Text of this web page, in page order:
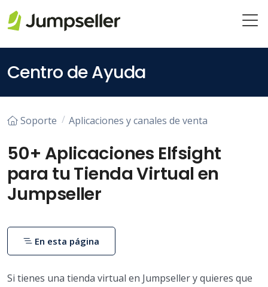
Centro de Ayuda
Soporte Aplicaciones y canales de venta
50+ Aplicaciones Elfsight
para tu Tienda Virtual en
Jumpseller
Si tienes una tienda virtual en Jumpseller y quieres que
En esta página